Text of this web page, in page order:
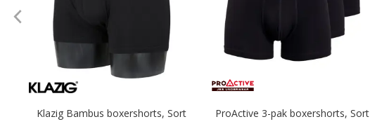
Klazig Bambus boxershorts, Sort ProActive 3-pak boxershorts, Sort